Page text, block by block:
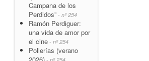
Campana de los
Perdidos” - nº 254
Ramón Perdiguer:
una vida de amor por
el cine - nº 254
Pollerías (verano